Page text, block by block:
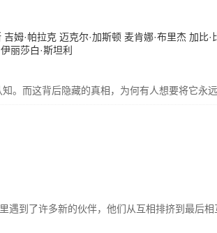
吉姆·帕拉克 迈克尔·加斯顿 麦肯娜·布里杰 加比·
伊丽莎白·斯坦利
。而这背后隐藏的真相，为何有人想要将它永远
到了许多新的伙伴，他们从互相排挤到最后